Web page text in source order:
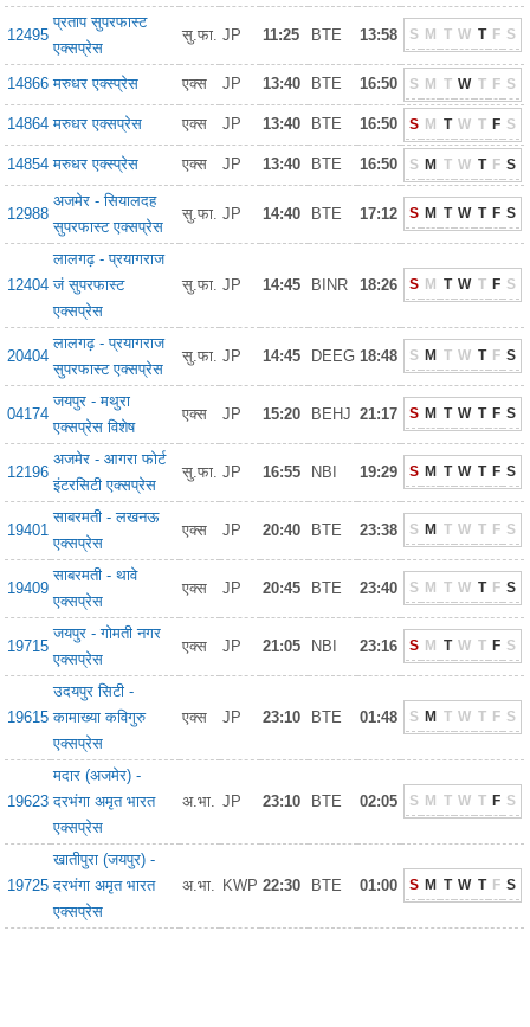
12495
प्रताप सुपरफास्ट
एक्सप्रेस
सु.फा. JP 11:25 BTE 13:58 S M T W T F S
14866 मरुधर एक्स्प्रेस एक्स JP 13:40 BTE 16:50 S M T W T F S
14864 मरुधर एक्सप्रेस एक्स JP 13:40 BTE 16:50 S M T W T F S
14854 मरुधर एक्स्प्रेस एक्स JP 13:40 BTE 16:50 S M T W T F S
12988
अजमेर - सियालदह
सुपरफास्ट एक्सप्रेस
सु.फा. JP 14:40 BTE 17:12 S M T W T F S
12404
लालगढ़ - प्रयागराज
जं सुपरफास्ट
एक्सप्रेस
सु.फा. JP 14:45 BINR 18:26 S M T W T F S
20404
लालगढ़ - प्रयागराज
सुपरफास्ट एक्सप्रेस
सु.फा. JP 14:45 DEEG 18:48 S M T W T F S
04174
जयपुर - मथुरा
एक्सप्रेस विशेष
एक्स JP 15:20 BEHJ 21:17 S M T W T F S
12196
अजमेर - आगरा फोर्ट
इंटरसिटी एक्सप्रेस
सु.फा. JP 16:55 NBI 19:29 S M T W T F S
19401
साबरमती - लखनऊ
एक्सप्रेस
एक्स JP 20:40 BTE 23:38 S M T W T F S
19409
साबरमती - थावे
एक्सप्रेस
एक्स JP 20:45 BTE 23:40 S M T W T F S
19715
जयपुर - गोमती नगर
एक्सप्रेस
एक्स JP 21:05 NBI 23:16 S M T W T F S
19615
उदयपुर सिटी -
कामाख्या कविगुरु
एक्सप्रेस
एक्स JP 23:10 BTE 01:48 S M T W T F S
19623
मदार (अजमेर) -
दरभंगा अमृत भारत
एक्सप्रेस
अ.भा. JP 23:10 BTE 02:05 S M T W T F S
19725
खातीपुरा (जयपुर) -
दरभंगा अमृत भारत
एक्सप्रेस
अ.भा. KWP 22:30 BTE 01:00 S M T W T F S